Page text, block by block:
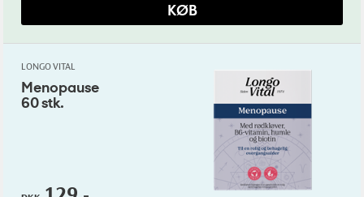
KØB
LONGO VITAL
Menopause
60 stk.